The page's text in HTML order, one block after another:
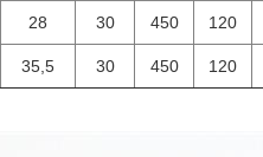
28 30 450 120
35,5 30 450 120